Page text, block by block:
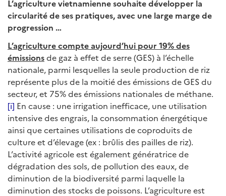
L’agriculture vietnamienne souhaite développer la
circularité de ses pratiques, avec une large marge de
progression …
L’agriculture compte aujourd’hui pour 19% des
émissionsde gaz à effet de serre (GES) à l’échelle
nationale, parmi lesquelles la seule production de riz
représente plus de la moitié des émissions de GES du
secteur, et 75% des émissions nationales de méthane.
[i] En cause : une irrigation inefficace, une utilisation
intensive des engrais, la consommation énergétique
ainsi que certaines utilisations de coproduits de
culture et d’élevage (ex : brûlis des pailles de riz).
L’activité agricole est également génératrice de
dégradation des sols, de pollution des eaux, de
diminution de la biodiversité parmi laquelle la
diminution des stocks de poissons. L’agriculture est